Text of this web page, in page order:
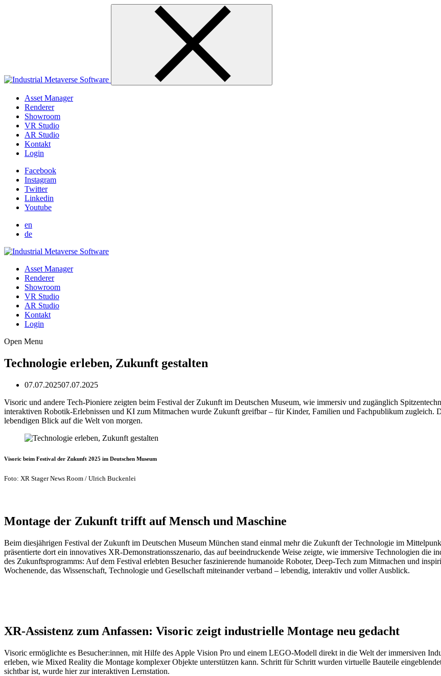
Asset Manager
Renderer
Showroom
VR Studio
AR Studio
Kontakt
Login
Facebook
Instagram
Twitter
Linkedin
Youtube
en
de
Asset Manager
Renderer
Showroom
VR Studio
AR Studio
Kontakt
Login
Open Menu
Technologie erleben, Zukunft gestalten
07.07.202507.07.2025
Visoric und andere Tech-Pioniere zeigten beim Festival der Zukunft im Deutschen Museum, wie immersiv und zugänglich
interaktiven Robotik-Erlebnissen und KI zum Mitmachen wurde Zukunft greifbar – für Kinder, Familien und Fachpublikum zugleich.
lebendigen Blick auf die Welt von morgen.
Visoric beim Festival der Zukunft 2025 im Deutschen Museum
Foto: XR Stager News Room / Ulrich Buckenlei
Montage der Zukunft trifft auf Mensch und Maschine
Beim diesjährigen Festival der Zukunft im Deutschen Museum München stand einmal mehr die Zukunft der Technologie im
präsentierte dort ein innovatives XR-Demonstrationsszenario, das auf beeindruckende Weise zeigte, wie immersive Technologien
des Zukunftsprogramms: Auf dem Festival erlebten Besucher faszinierende humanoide Roboter, Deep-Tech zum Mitmachen und
Wochenende, das Wissenschaft, Technologie und Gesellschaft miteinander verband – lebendig, interaktiv und voller Ausblick.
XR-Assistenz zum Anfassen: Visoric zeigt industrielle Montage neu gedacht
Visoric ermöglichte es Besucher:innen, mit Hilfe des Apple Vision Pro und einem LEGO-Modell direkt in die Welt der immersiven
erleben, wie Mixed Reality die Montage komplexer Objekte unterstützen kann. Schritt für Schritt wurden virtuelle Bauteile
sichtbar ist, wurde hier zur interaktiven Lernstation.